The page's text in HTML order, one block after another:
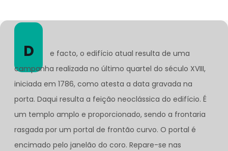
D
e facto, o edifício atual resulta de uma
campanha realizada no último quartel do século XVIII,
iniciada em 1786, como atesta a data gravada na
porta. Daqui resulta a feição neoclássica do edifício. É
um templo amplo e proporcionado, sendo a frontaria
rasgada por um portal de frontão curvo. O portal é
encimado pelo janelão do coro. Repare-se nas